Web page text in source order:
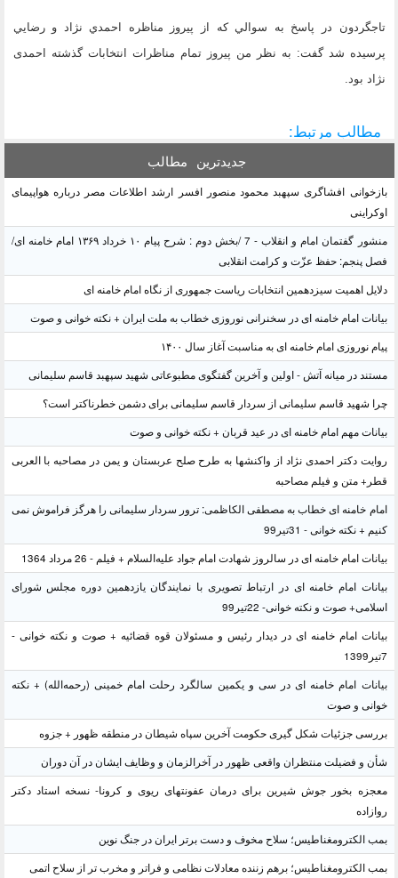
تاجگردون در پاسخ به سوالي كه از پيروز مناظره احمدي نژاد و رضايي
پرسيده شد گفت: به نظر من پیروز تمام مناظرات انتخابات گذشته احمدی
نژاد بود.
مطالب مرتبط:
جدیدترین مطالب
بازخوانی افشاگری سپهبد محمود منصور افسر ارشد اطلاعات مصر درباره هواپیمای
اوکراینی
منشور گفتمان امام و انقلاب - 7 /بخش دوم : شرح پیام ۱۰ خرداد ۱۳۶۹ امام خامنه ای/
فصل پنجم: حفظ عزّت و کرامت انقلابی
دلایل اهمیت سیزدهمین انتخابات ریاست جمهوری از نگاه امام خامنه ای
بیانات امام خامنه ای در سخنرانی نوروزی خطاب به ملت ایران + نکته خوانی و صوت
پیام نوروزی امام خامنه ای به مناسبت آغاز سال ۱۴۰۰
مستند در میانه آتش - اولین و آخرین گفتگوی مطبوعاتی شهید سپهبد قاسم سلیمانی
چرا شهید قاسم سلیمانی از سردار قاسم سلیمانی برای دشمن خطرناکتر است؟
بیانات مهم امام خامنه ای در عید قربان + نکته خوانی و صوت
روایت دکتر احمدی نژاد از واکنشها به طرح صلح عربستان و یمن در مصاحبه با العربی
قطر+ متن و فیلم مصاحبه
امام خامنه ای خطاب به مصطفی الکاظمی: ترور سردار سلیمانی را هرگز فراموش نمی
کنیم + نکته خوانی - 31تیر99
بیانات امام خامنه ای در سالروز شهادت امام جواد علیه‌السلام + فیلم - 26 مرداد 1364
بیانات امام خامنه ای در ارتباط تصویری با نمایندگان یازدهمین دوره مجلس شورای
اسلامی+ صوت و نکته خوانی- 22تیر99
بیانات امام خامنه ای در دیدار رئیس و مسئولان قوه قضائیه + صوت و نکته خوانی -
7تیر1399
بیانات امام خامنه ای در سی و یکمین سالگرد رحلت امام خمینی (رحمه‌الله) + نکته
خوانی و صوت
بررسی جزئیات شکل گیری حکومت آخرین سپاه شیطان در منطقه ظهور + جزوه
شأن و فضیلت منتظران واقعی ظهور در آخرالزمان و وظایف ایشان در آن دوران
معجزه بخور جوش شیرین برای درمان عفونتهای ریوی و کرونا- نسخه استاد دکتر
روازاده
بمب الکترومغناطیس؛ سلاح مخوف و دست برتر ایران در جنگ نوین
بمب الکترومغناطیس؛ برهم زننده معادلات نظامی و فراتر و مخرب تر از سلاح اتمی